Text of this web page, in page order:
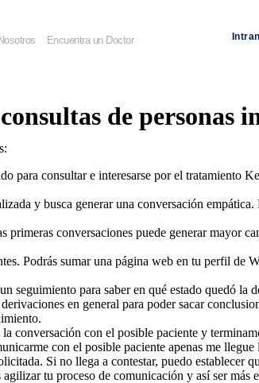
Nosotros Encuentra un Doctor
de personas
para consultar e interesarse por el tratamiento
y busca generar una conversación
primeras conversaciones puede generar mayor
Podrás sumar una página web en tu perfil de
seguimiento para saber en qué estado quedó la
en general para poder sacar
conversación con el posible paciente y
con el posible paciente apenas me
Si no llega a contestar, puedo establecer
tu proceso de comunicación y así ser más